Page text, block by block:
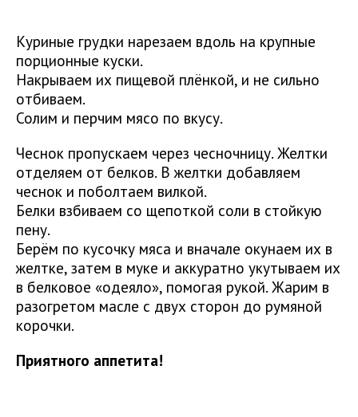
Куриные грудки нарезаем вдоль на крупные
порционные куски.
Накрываем их пищевой плёнкой, и не сильно
отбиваем.
Солим и перчим мясо по вкусу.
Чеснок пропускаем через чесночницу. Желтки
отделяем от белков. В желтки добавляем
чеснок и поболтаем вилкой.
Белки взбиваем со щепоткой соли в стойкую
пену.
Берём по кусочку мяса и вначале окунаем их в
желтке, затем в муке и аккуратно укутываем их
в белковое «одеяло», помогая рукой. Жарим в
разогретом масле с двух сторон до румяной
корочки.
Приятного аппетита!